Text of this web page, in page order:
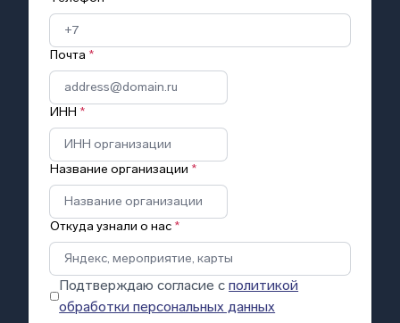
Почта *
ИНН *
Название организации *
Откуда узнали о нас *
Подтверждаю согласие сполитикой
обработки персональных данных